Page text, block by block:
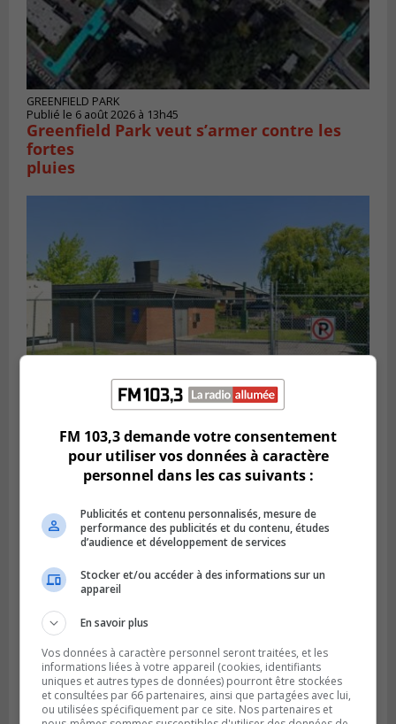
GREENFIELD PARK
Publié le 6 août 2026 à 13h45
Greenfield Park veut s’armer contre les
fortes
pluies
Publié le 6 août 2026 à 09h39
Longueuil injecte 1,5 M$ pour moderniser
deux stations de pompage
LA PRAIRIE
Publié le 5 août 2026 à 11h59
FM 103,3 demande votre consentement
pour utiliser vos données à caractère
personnel dans les cas suivants :
Publicités et contenu personnalisés, mesure de
performance des publicités et du contenu, études
d’audience et développement de services
Stocker et/ou accéder à des informations sur un
appareil
En savoir plus
Vos données à caractère personnel seront traitées, et les
informations liées à votre appareil (cookies, identifiants
uniques et autres types de données) pourront être stockées
et consultées par 66 partenaires, ainsi que partagées avec lui,
ou utilisées spécifiquement par ce site. Nos partenaires et